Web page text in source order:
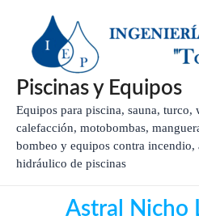
contenido
Piscinas y Equipos
Equipos para piscina, sauna, turco,
calefacción, motobombas,
bombeo y equipos contra incendio,
hidráulico de piscinas
Astral Nicho